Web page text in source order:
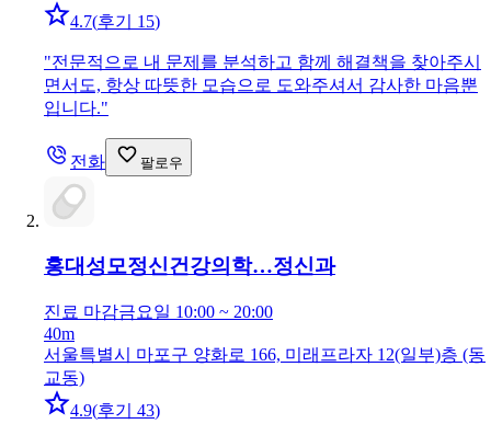
4.7(후기 15)
"전문적으로 내 문제를 분석하고 함께 해결책을 찾아주시
면서도, 항상 따뜻한 모습으로 도와주셔서 감사한 마음뿐
입니다."
전화 팔로우
홍대성모정신건강의학…정신과
진료 마감금요일 10:00 ~ 20:00
40m
서울특별시 마포구 양화로 166, 미래프라자 12(일부)층 (동
교동)
4.9(후기 43)